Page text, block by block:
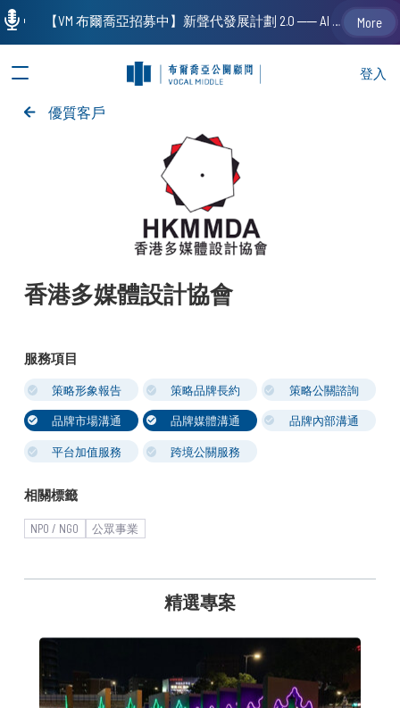
登入
優質客戶
香港多媒體設計協會
服務項目
策略形象報告 策略品牌長約 策略公關諮詢
品牌市場溝通 品牌媒體溝通 品牌內部溝通
平台加值服務 跨境公關服務
相關標籤
NPO / NGO 公眾事業
精選專案
【VM 布爾喬亞招募中】新聲代發展計劃 2.0 ── AI PR 人才加速養成計劃（歡迎「應屆畢業生」、「一年以下相關 / 三年以下非相關經驗工作者」申請加入） More